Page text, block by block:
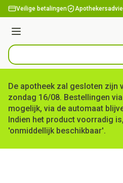
Ga naar de inhoud
Veilige betalingen
Menu
Product, merk, categorie...
De apotheek zal gesloten zijn
zondag 16/08. Bestellingen
mogelijk, via de automaat
Indien het product voorradig
'onmiddellijk beschikbaar'.